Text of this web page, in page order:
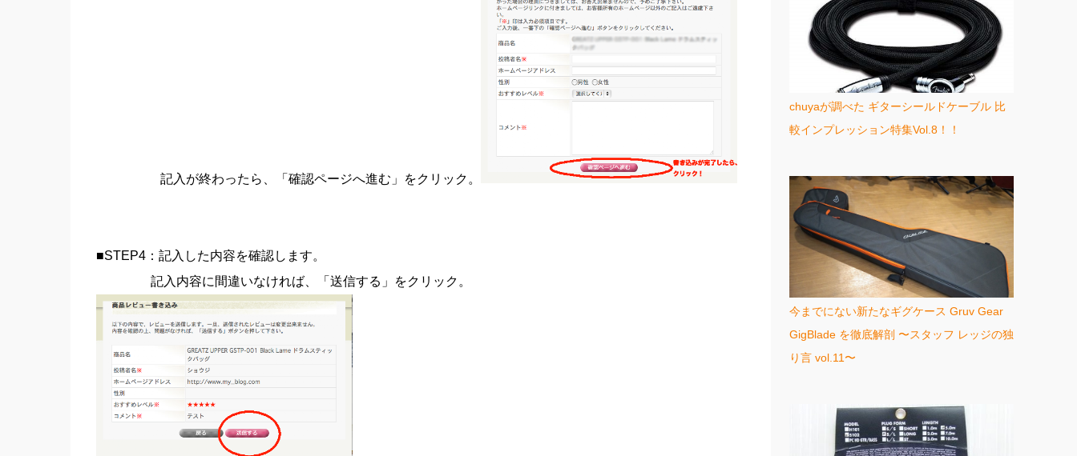
記入が終わったら、「確認ページへ進む」をクリック。
■STEP4：記入した内容を確認します。
記入内容に間違いなければ、「送信する」をクリック。
chuyaが調べた ギターシールドケーブル 比
較インプレッション特集Vol.8！！
今までにない新たなギグケース Gruv Gear
GigBlade を徹底解剖 〜スタッフ レッジの独
り言 vol.11〜